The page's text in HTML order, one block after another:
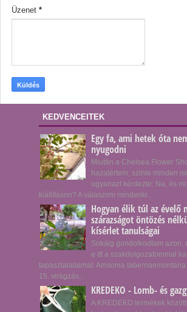
Üzenet *
KEDVENCEITEK
Egy fa, ami hetek óta
nyugodni
Miután a Chelsea Flower
hazatértem, szinte minden
ugyanazt kérdezte: Na, és
kiállításon? A válaszom mindenki...
Hogyan élik túl az évelő
szárazságot öntözés
kísérlet tanulságai
Sokáig gondolkodtam azon,
e itt a szakdolgozatommal
tapasztalataimat. Amsonia
15. virágzás...
KREDEKO - Lomb- és
A KREDEKO termékek között